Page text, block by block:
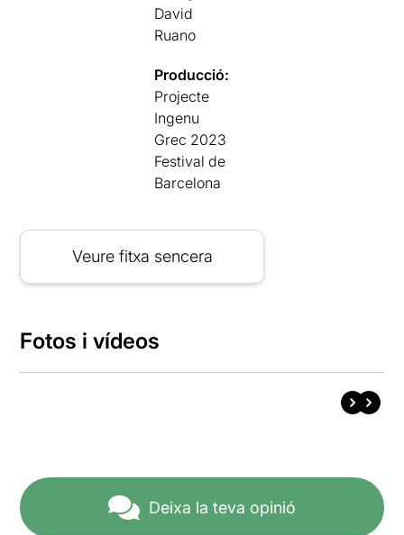
David
Ruano
Producció:
Projecte
Ingenu
Grec 2023
Festival de
Barcelona
Veure fitxa sencera
Fotos i vídeos
Deixa la teva opinió